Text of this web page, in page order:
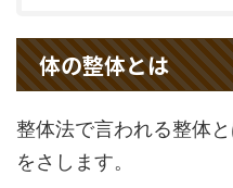
体の整体とは
整体法で言われる整体
をさします。